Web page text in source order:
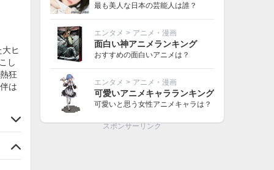
ヒ
し
狂
は
最も美人な日本の芸能人は誰？
エンタメ > アニメ・漫画
面白い神アニメランキング
おすすめの面白いアニメは？
エンタメ > アニメ・漫画
可愛いアニメキャラランキング
可愛いと思う女性アニメキャラは？
スポンサーリンク